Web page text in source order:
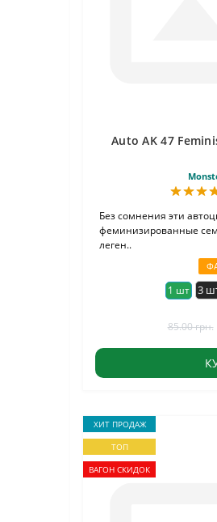
Auto AK 47
Без сомнения эти
феминизированные
леген..
1 шт 3
85.00 грн.
ХИТ ПРОДАЖ
ТОП
ВАГОН СКИДОК